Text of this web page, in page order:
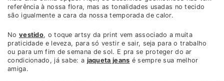
referência à nossa flora, mas as tonalidades usadas no tecido
são igualmente a cara da nossa temporada de calor.
No vestido, o toque artsy da print vem associado a muita
praticidade e leveza, para só vestir e sair, seja para o trabalho
ou para um fim de semana de sol. E pra se proteger do ar
condicionado, já sabe: a jaqueta jeans é sempre sua melhor
amiga.